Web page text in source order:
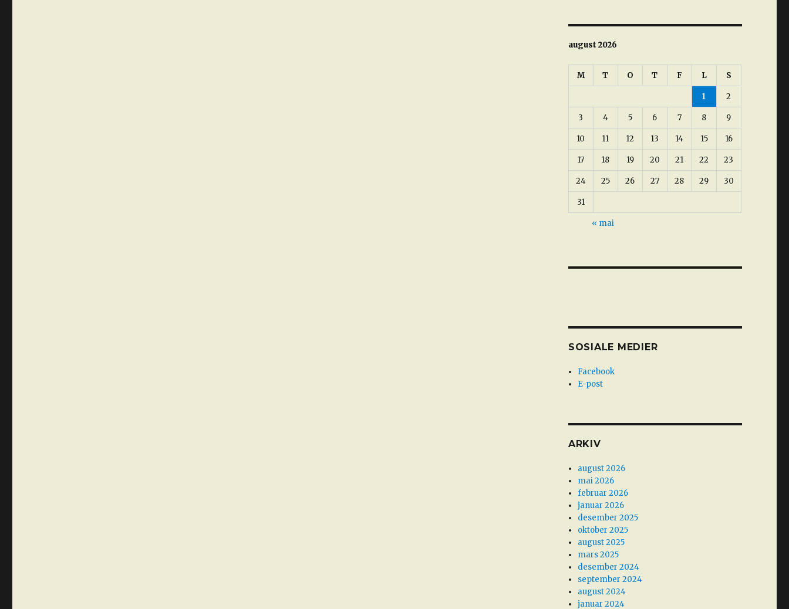
august 2026
M T O T F L S
1 2
3 4 5 6 7 8 9
10 11 12 13 14 15 16
17 18 19 20 21 22 23
24 25 26 27 28 29 30
31
« mai
SOSIALE MEDIER
Facebook
E-post
ARKIV
august 2026
mai 2026
februar 2026
januar 2026
desember 2025
oktober 2025
august 2025
mars 2025
desember 2024
september 2024
august 2024
januar 2024